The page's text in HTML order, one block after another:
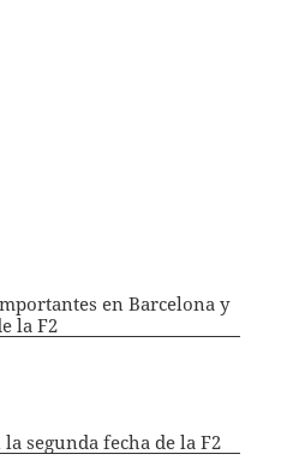
en Barcelona y
la F2
segunda fecha de la F2